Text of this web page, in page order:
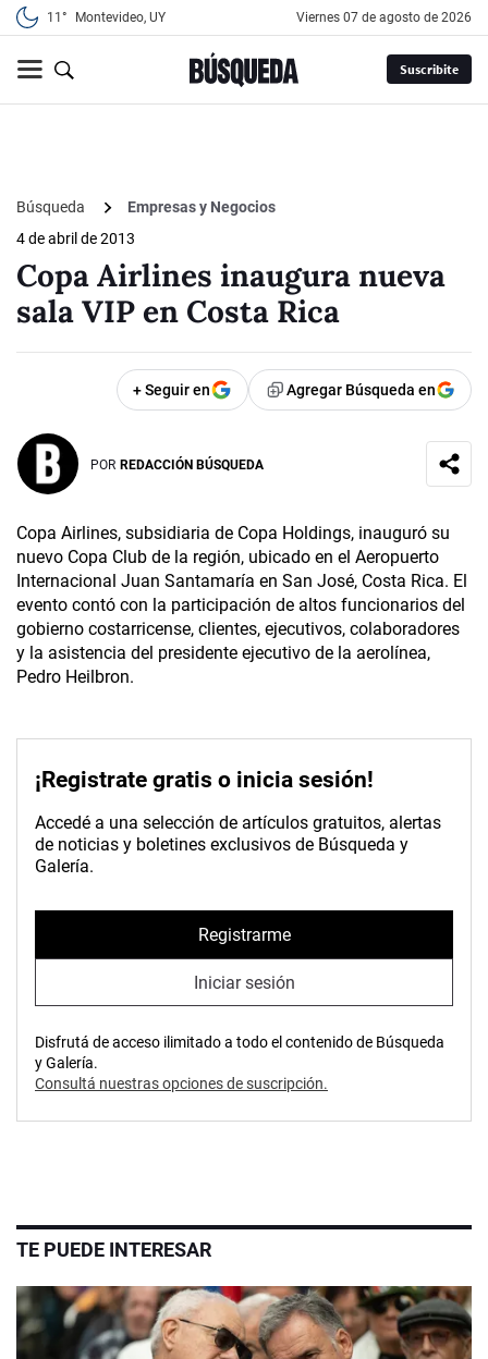
11° Montevideo, UY viernes 07 de agosto de 2026
Suscribite
Búsqueda
Empresas y Negocios
4 de abril de 2013
Copa Airlines inaugura nueva
sala VIP en Costa Rica
+ Seguir en Agregar Búsqueda en
POR REDACCIÓN BÚSQUEDA
Copa Airlines, subsidiaria de Copa Holdings, inauguró su
nuevo Copa Club de la región, ubicado en el Aeropuerto
Internacional Juan Santamaría en San José, Costa Rica. El
evento contó con la participación de altos funcionarios del
gobierno costarricense, clientes, ejecutivos, colaboradores
y la asistencia del presidente ejecutivo de la aerolínea,
Pedro Heilbron.
¡Registrate gratis o inicia sesión!
Accedé a una selección de artículos gratuitos, alertas
de noticias y boletines exclusivos de Búsqueda y
Galería.
Registrarme
Iniciar sesión
Disfrutá de acceso ilimitado a todo el contenido de Búsqueda
y Galería.
Consultá nuestras opciones de suscripción.
TE PUEDE INTERESAR